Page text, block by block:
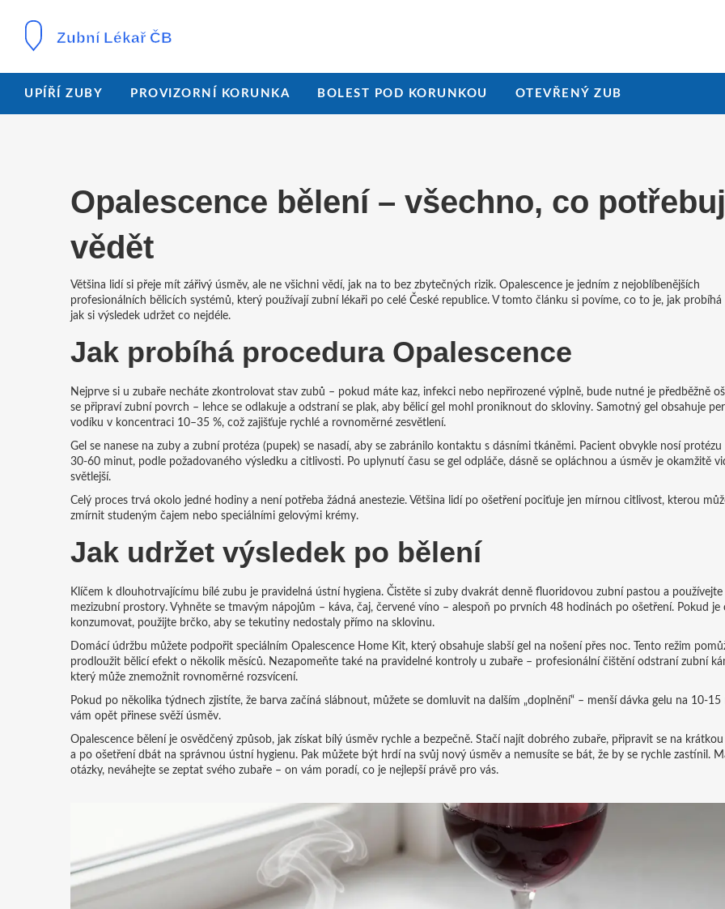
UPÍŘÍ ZUBY PROVIZORNÍ KORUNKA BOLEST POD KORUNKOU OTEVŘENÝ ZUB
Opalescence bělení – všechno, co
vědět
Většina lidí si přeje mít zářivý úsměv, ale ne všichni vědí, jak na to bez zbytečných rizik. Opalescence je jedním z nejoblíbenějších
profesionálních bělicích systémů, který používají zubní lékaři po celé České republice. V tomto článku si povíme, co to je, jak probíhá
jak si výsledek udržet co nejdéle.
Jak probíhá procedura Opalescence
Nejprve si u zubaře necháte zkontrolovat stav zubů – pokud máte kaz, infekci nebo nepřirozené výplně, bude nutné je předběžně
se připraví zubní povrch – lehce se odlakuje a odstraní se plak, aby bělicí gel mohl proniknout do skloviny. Samotný gel obsahuje
vodíku v koncentraci 10–35 %, což zajišťuje rychlé a rovnoměrné zesvětlení.
Gel se nanese na zuby a zubní protéza (pupek) se nasadí, aby se zabránilo kontaktu s dásními tkáněmi. Pacient obvykle nosí protézu
30‑60 minut, podle požadovaného výsledku a citlivosti. Po uplynutí času se gel odpláče, dásně se opláchnou a úsměv je okamžitě
světlejší.
Celý proces trvá okolo jedné hodiny a není potřeba žádná anestezie. Většina lidí po ošetření pociťuje jen mírnou citlivost, kterou
zmírnit studeným čajem nebo speciálními gelovými krémy.
Jak udržet výsledek po bělení
Klíčem k dlouhotrvajícímu bílé zubu je pravidelná ústní hygiena. Čistěte si zuby dvakrát denně fluoridovou zubní pastou a
mezizubní prostory. Vyhněte se tmavým nápojům – káva, čaj, červené víno – alespoň po prvních 48 hodinách po ošetření. Pokud je
konzumovat, použijte brčko, aby se tekutiny nedostaly přímo na sklovinu.
Domácí údržbu můžete podpořit speciálním Opalescence Home Kit, který obsahuje slabší gel na nošení přes noc. Tento režim
prodloužit bělicí efekt o několik měsíců. Nezapomeňte také na pravidelné kontroly u zubaře – profesionální čištění odstraní zubní
který může znemožnit rovnoměrné rozsvícení.
Pokud po několika týdnech zjistíte, že barva začíná slábnout, můžete se domluvit na dalším „doplnění“ – menší dávka gelu na
vám opět přinese svěží úsměv.
Opalescence bělení je osvědčený způsob, jak získat bílý úsměv rychle a bezpečně. Stačí najít dobrého zubaře, připravit se na
a po ošetření dbát na správnou ústní hygienu. Pak můžete být hrdí na svůj nový úsměv a nemusíte se bát, že by se rychle zastínil.
otázky, neváhejte se zeptat svého zubaře – on vám poradí, co je nejlepší právě pro vás.